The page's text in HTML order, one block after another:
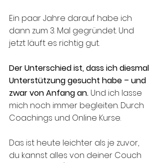
Ein paar Jahre darauf habe ich
dann zum 3. Mal gegründet. Und
jetzt läuft es richtig gut.
Der Unterschied ist, dass ich diesmal
Unterstützung gesucht habe – und
zwar von Anfang an. Und ich lasse
mich noch immer begleiten. Durch
Coachings und Online Kurse.
Das ist heute leichter als je zuvor,
du kannst alles von deiner Couch